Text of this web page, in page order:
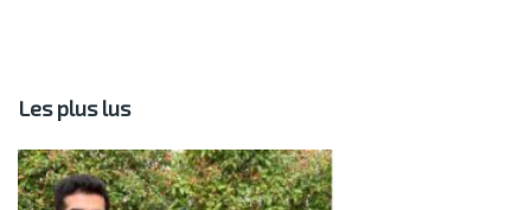
Les plus lus